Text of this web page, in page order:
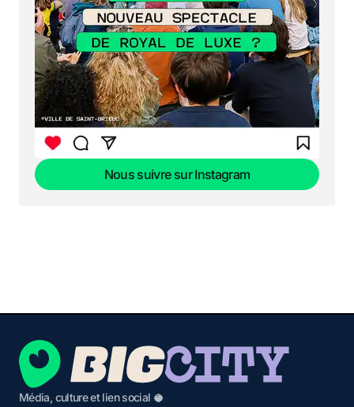
Nous suivre sur Instagram
Média, culture et lien social 🥥